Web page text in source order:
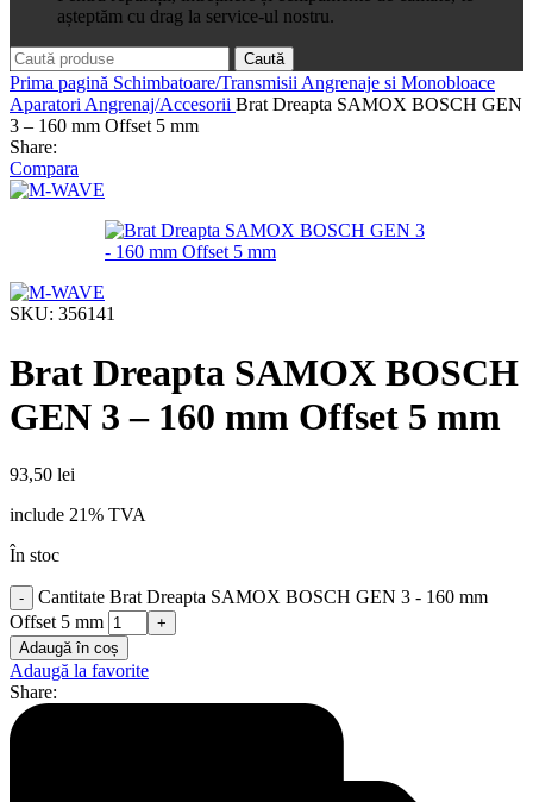
așteptăm cu drag la service-ul nostru.
Caută
Prima pagină Schimbatoare/Transmisii Angrenaje si Monobloace
Aparatori Angrenaj/Accesorii Brat Dreapta SAMOX BOSCH GEN
3 – 160 mm Offset 5 mm
Share:
Compara
SKU: 356141
Brat Dreapta SAMOX BOSCH
GEN 3 – 160 mm Offset 5 mm
93,50 lei
include 21% TVA
În stoc
Cantitate Brat Dreapta SAMOX BOSCH GEN 3 - 160 mm
Offset 5 mm
Adaugă în coș
Adaugă la favorite
Share: